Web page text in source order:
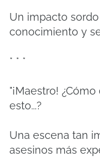
Un impacto
conocimiento y
* * *
"¡Maestro!
esto...?
Una escena tan
asesinos más